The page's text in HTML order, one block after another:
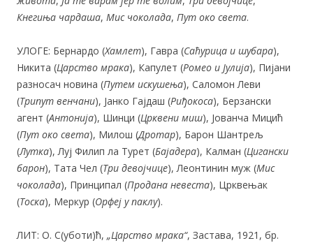
Кнегиња чардаша, Мис чоколада, Пут око света.
УЛОГЕ: Бернардо (Хамлет), Гавра (Саћурица и шубара),
Никита (Царство мрака), Капулет (Ромео и Јулија), Пијани
разносач новина (Путем искушења), Саломон Леви
(Трипут венчани), Јанко Гајдаш (Риђокоса), Берзански
агент (Антонија), Шинци (Црквени миш), Јованча Мицић
(Пут око света), Милош (Дротар), Барон Шантрељ
(Лутка), Луј Филип ла Турет (Бајадера), Калман (Цигански
барон), Тата Чел (Три девојчице), Леонтинин муж (Мис
чоколада), Принципал (Продана невеста), Црквењак
(Тоска), Меркур (Орфеј у паклу).
ЛИТ: О. С(уботи)ћ, „Царство мрака“, Застава, 1921, бр.